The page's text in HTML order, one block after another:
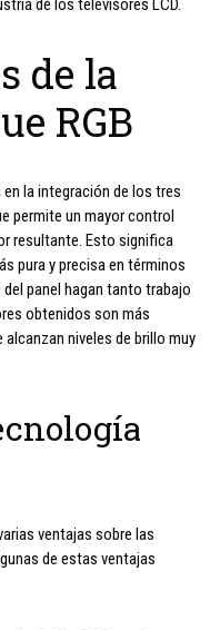
de los televisores LCD.
de la
RGB
en la integración de los tres
permite un mayor control
resultante. Esto significa
pura y precisa en términos
panel hagan tanto trabajo
obtenidos son más
niveles de brillo muy
ventajas sobre las
de estas ventajas